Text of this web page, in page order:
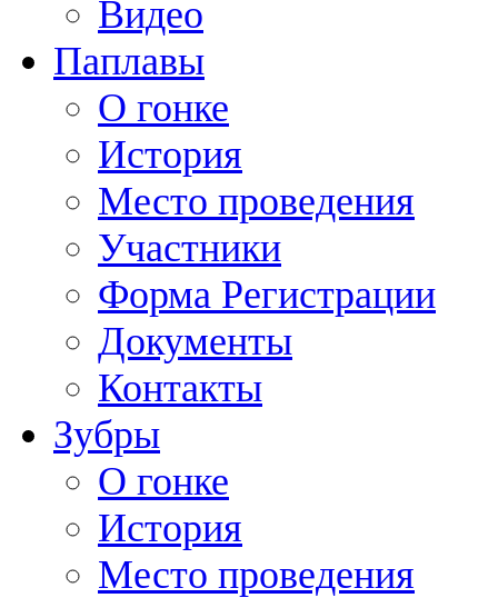
Видео
Паплавы
О гонке
История
Место проведения
Участники
Форма Регистрации
Документы
Контакты
Зубры
О гонке
История
Место проведения